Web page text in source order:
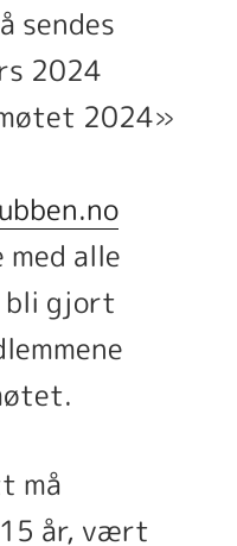
sendes
2024
2024»
alle
bli gjort
må
år, vært